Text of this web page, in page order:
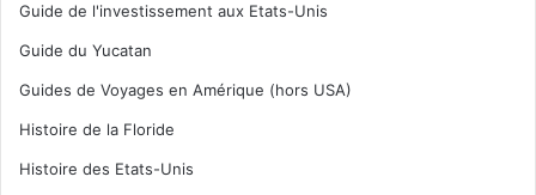
Guide de l'investissement aux Etats-Unis
Guide du Yucatan
Guides de Voyages en Amérique (hors USA)
Histoire de la Floride
Histoire des Etats-Unis